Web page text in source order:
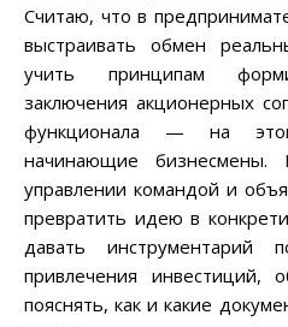
Считаю, что в
выстраивать обмен
учить принципам
заключения акционерных
функционала — на
начинающие бизнесмены.
управлении командой и
превратить идею в
давать инструментарий
привлечения инвестиций,
пояснять, как и какие